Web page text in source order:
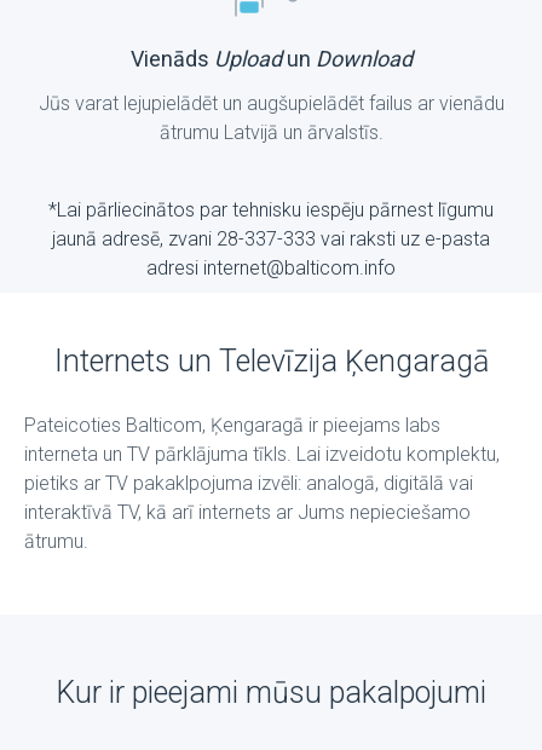
Vienāds Uploadun Download
Jūs varat lejupielādēt un augšupielādēt failus ar vienādu
ātrumu Latvijā un ārvalstīs.
*Lai pārliecinātos par tehnisku iespēju pārnest līgumu
jaunā adresē, zvani 28-337-333 vai raksti uz е-pasta
adresi internet@balticom.info
Internets un Televīzija Ķengaragā
Pateicoties Balticom, Ķengaragā ir pieejams labs
interneta un TV pārklājuma tīkls. Lai izveidotu komplektu,
pietiks ar TV pakaklpojuma izvēli: analogā, digitālā vai
interaktīvā TV, kā arī internets ar Jums nepieciešamo
ātrumu.
Kur ir pieejami mūsu pakalpojumi